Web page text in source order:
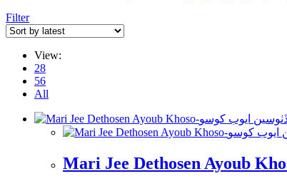
Filter
View:
28
56
All